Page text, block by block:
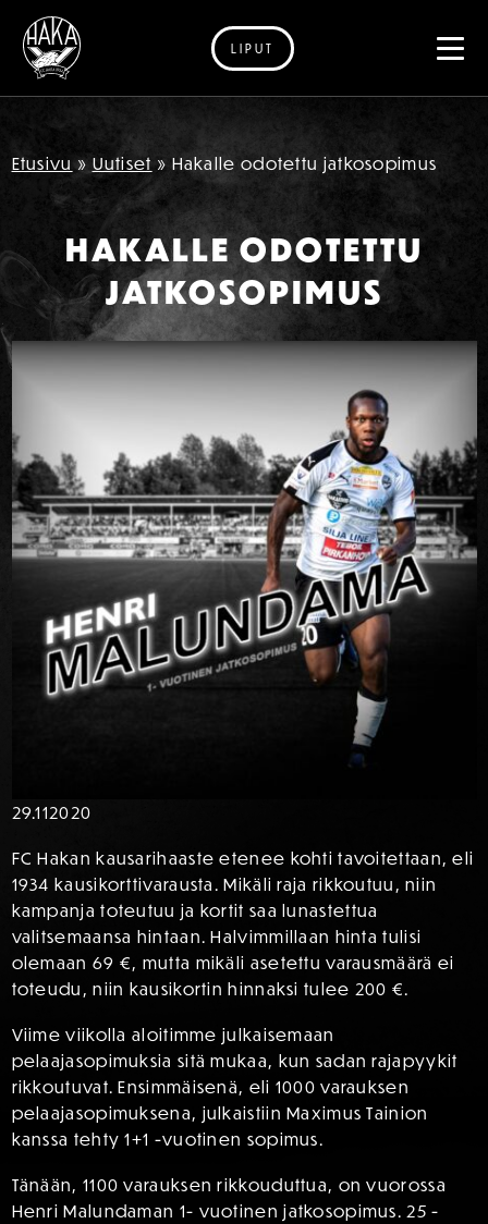
Siirry sisältöön
LIPUT
Etusivu » Uutiset » Hakalle odotettu jatkosopimus
HAKALLE ODOTETTU
JATKOSOPIMUS
29.112020
FC Hakan kausarihaaste etenee kohti tavoitettaan, eli
1934 kausikorttivarausta. Mikäli raja rikkoutuu, niin
kampanja toteutuu ja kortit saa lunastettua
valitsemaansa hintaan. Halvimmillaan hinta tulisi
olemaan 69 €, mutta mikäli asetettu varausmäärä ei
toteudu, niin kausikortin hinnaksi tulee 200 €.
Viime viikolla aloitimme julkaisemaan
pelaajasopimuksia sitä mukaa, kun sadan rajapyykit
rikkoutuvat. Ensimmäisenä, eli 1000 varauksen
pelaajasopimuksena, julkaistiin Maximus Tainion
kanssa tehty 1+1 -vuotinen sopimus.
Tänään, 1100 varauksen rikkouduttua, on vuorossa
Henri Malundaman 1- vuotinen jatkosopimus. 25 -